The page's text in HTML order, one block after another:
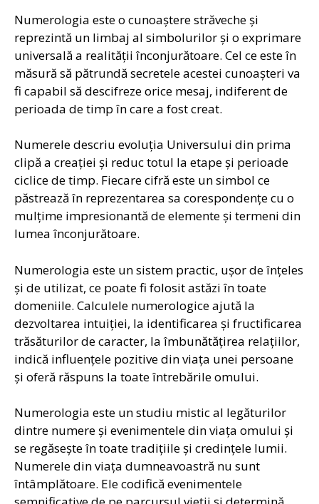
Numerologia este o cunoaştere străveche şi
reprezintă un limbaj al simbolurilor şi o exprimare
universală a realităţii înconjurătoare. Cel ce este în
măsură să pătrundă secretele acestei cunoaşteri va
fi capabil să descifreze orice mesaj, indiferent de
perioada de timp în care a fost creat.
Numerele descriu evoluţia Universului din prima
clipă a creaţiei şi reduc totul la etape şi perioade
ciclice de timp. Fiecare cifră este un simbol ce
păstrează în reprezentarea sa corespondenţe cu o
mulţime impresionantă de elemente şi termeni din
lumea înconjurătoare.
Numerologia este un sistem practic, uşor de înţeles
şi de utilizat, ce poate fi folosit astăzi în toate
domeniile. Calculele numerologice ajută la
dezvoltarea intuiţiei, la identificarea şi fructificarea
trăsăturilor de caracter, la îmbunătăţirea relaţiilor,
indică influenţele pozitive din viaţa unei persoane
şi oferă răspuns la toate întrebările omului.
Numerologia este un studiu mistic al legăturilor
dintre numere şi evenimentele din viaţa omului şi
se regăseşte în toate tradiţiile şi credinţele lumii.
Numerele din viaţa dumneavoastră nu sunt
întâmplătoare. Ele codifică evenimentele